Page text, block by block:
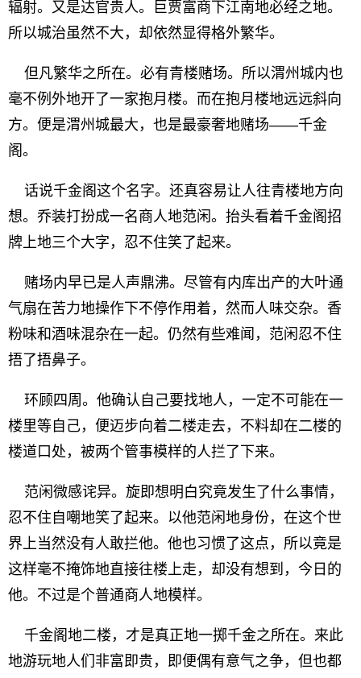
辐射。又是达官贵人。巨贾富商下江南地必经之地。
所以城治虽然不大，却依然显得格外繁华。
但凡繁华之所在。必有青楼赌场。所以渭州城内也
毫不例外地开了一家抱月楼。而在抱月楼地远远斜向
方。便是渭州城最大，也是最豪奢地赌场——千金
阁。
话说千金阁这个名字。还真容易让人往青楼地方向
想。乔装打扮成一名商人地范闲。抬头看着千金阁招
牌上地三个大字，忍不住笑了起来。
赌场内早已是人声鼎沸。尽管有内库出产的大叶通
气扇在苦力地操作下不停作用着，然而人味交杂。香
粉味和酒味混杂在一起。仍然有些难闻，范闲忍不住
捂了捂鼻子。
环顾四周。他确认自己要找地人，一定不可能在一
楼里等自己，便迈步向着二楼走去，不料却在二楼的
楼道口处，被两个管事模样的人拦了下来。
范闲微感诧异。旋即想明白究竟发生了什么事情，
忍不住自嘲地笑了起来。以他范闲地身份，在这个世
界上当然没有人敢拦他。他也习惯了这点，所以竟是
这样毫不掩饰地直接往楼上走，却没有想到，今日的
他。不过是个普通商人地模样。
千金阁地二楼，才是真正地一掷千金之所在。来此
地游玩地人们非富即贵，即便偶有意气之争，但也都